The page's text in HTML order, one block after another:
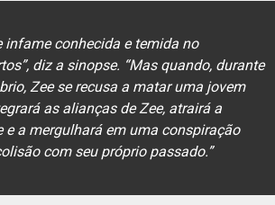
infame conhecida e temida no
diz a sinopse. “Mas quando, durante
Zee se recusa a matar uma jovem
as alianças de Zee, atrairá a
a mergulhará em uma conspiração
com seu próprio passado.”